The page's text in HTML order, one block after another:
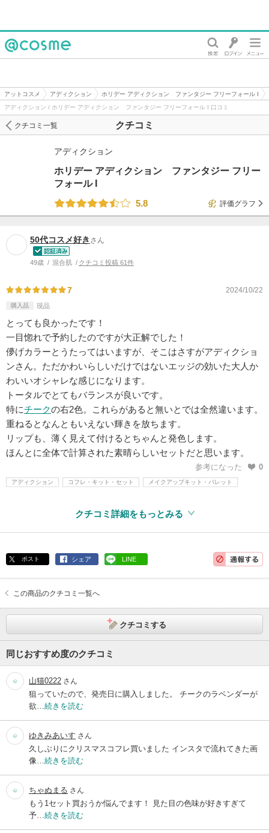
アットコスメ アディクション ホリデー アディクション ファンタジー フリーフォール I
アディクション / ホリデー アディクション ファンタジー フリーフォール I 口コミ
クチコミ
クチコミ一覧
アディクション
ホリデー アディクション ファンタジー フリー
フォール I
5.8
評価グラフ
50代コスメ好き さん
49歳 混合肌 クチコミ投稿 61件
7 2024/10/22
購入品 現品
とっても良かったです！
一目惚れで予約したのですが大正解でした！
儚げカラーとうたってはいますが、そこはさすがアディクショ
ンさん。ただかわいらしいだけではないエッジの効いた大人か
わいいオシャレな感じになります。
トータルでとてもバランスが良いです。
特にチークの右2色。これらがあると無いとでは全然違います。
重ねるとなんともいえない輝きを放ちます。
リップも、薄く見えて付けるとちゃんと発色します。
ほんとに全体で計算された素晴らしいセットだと思います。
参考になった 0
アディクション コフレ・キット・セット メイクアップキット・パレット
クチコミ詳細をもっとみる
ポスト シェア LINE
この商品のクチコミ一覧へ
クチコミする
同じおすすめ度のクチコミ
山猫0222 さん
狙っていたので、発売日に購入しました。 チークのラベンダーが
欲… 続きを読む
ゆきみあいす さん
久しぶりにクリスマスコフレ買いました インスタで流れてきた画
像… 続きを読む
ちゃぬまる さん
もう1セット買おうか悩んでます！ 見た目の色味が好きすぎて
予… 続きを読む